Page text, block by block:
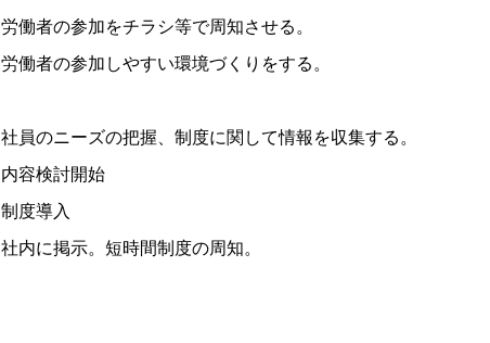
労働者の参加をチラシ等で周知させる。
労働者の参加しやすい環境づくりをする。
社員のニーズの把握、制度に関して情報を収集する。
内容検討開始
制度導入
社内に掲示。短時間制度の周知。